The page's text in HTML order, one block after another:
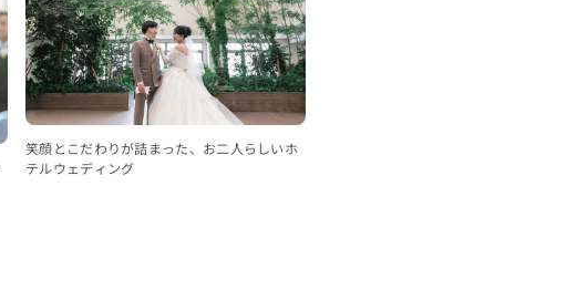
笑顔とこだわりが詰まった、お二人らしいホ
テルウェディング